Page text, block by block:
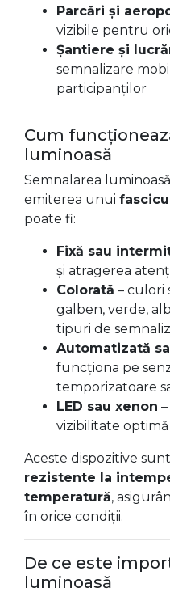
Parcări și
vizibile pentru
Șantiere și
semnalizare
participanților
Cum
luminoasă
Semnalarea
emiterea unui
poate fi:
Fixă sau
și atragerea
Colorată – culori
galben, verde,
tipuri de
Automatizată
funcționa pe
temporizatoare
LED sau xenon
vizibilitate
Aceste dispozitive
rezistente la
temperatură,
în orice condiții.
De ce este
luminoasă